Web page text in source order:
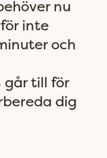
nu
inte
och
går till för
dig